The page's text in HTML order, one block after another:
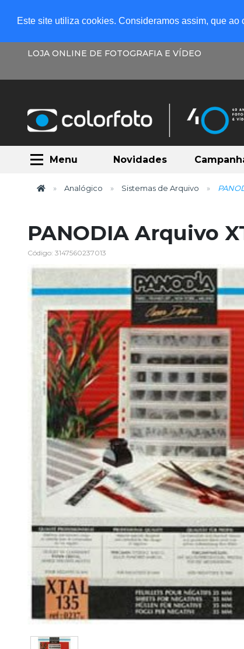
Este site utiliza cookies. Consideramos assim, que
LOJA ONLINE DE FOTOGRAFIA E VÍDEO
Menu Novidades
Analógico Sistemas de Arquivo
PANODIA Arquivo
Código: 3147560237013